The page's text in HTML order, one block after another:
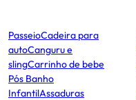
PasseioCadeira para
autoCanguru e
slingCarrinho de bebe
Pós Banho
InfantilAssaduras